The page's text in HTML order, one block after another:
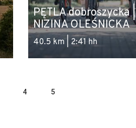
PĘTLA dobroszycka |
NIZINA OLEŚNICKA
40.5 km | 2:41 hh
4 5